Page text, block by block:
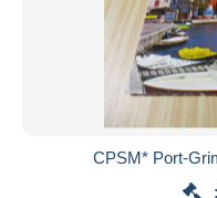
CPSM* Port-